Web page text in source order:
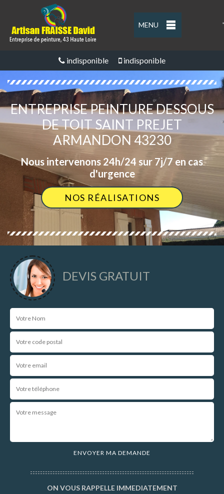
MENU '
indisponible indisponible
ENTREPRISE PEINTURE DESSOUS
DE TOIT SAINT PREJET
ARMANDON 43230
Nous intervenons 24h/24 sur 7j/7 en cas
d'urgence
NOS RÉALISATIONS
DEVIS GRATUIT
ON VOUS RAPPELLE IMMEDIATEMENT